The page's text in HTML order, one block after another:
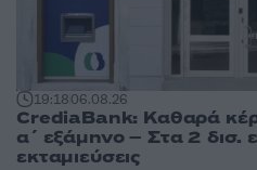
19:1806.08.26
CrediaBank: Καθαρά
α΄ εξάμηνο – Στα 2 δισ.
εκταμιεύσεις